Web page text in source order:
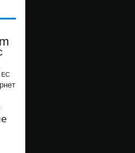
ЕС